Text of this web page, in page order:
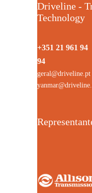
Driveline -
Technology
+351 21 961 94
94
geral@driveline.pt